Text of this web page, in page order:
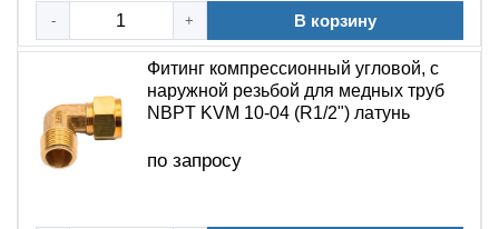
- + В корзину
Фитинг компрессионный угловой, с
наружной резьбой для медных труб
NBPT KVM 10-04 (R1/2") латунь
по запросу